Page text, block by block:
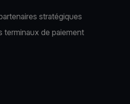
stratégiques
terminaux de paiement